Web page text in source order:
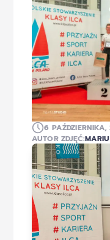
6
AUTOR ZDJĘĆ: